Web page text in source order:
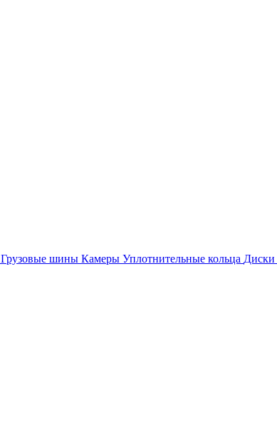
Грузовые шины Камеры Уплотнительные кольца Диски